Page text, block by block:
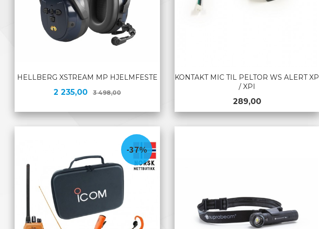
HELLBERG XSTREAM MP HJELMFESTE
Tilbud
2 235,00 3 498,00Rabatt
KONTAKT MIC TIL PELTOR WS ALERT XP
/ XPI
Pris
289,00
-37%